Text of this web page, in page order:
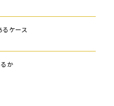
ケース
か